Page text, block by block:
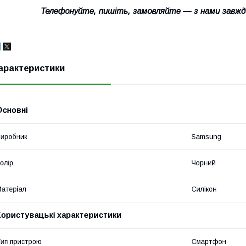
Телефонуйте, пишіть, замовляйте — з нами
Samsung
Чорний
Силікон
характеристики
пристрою Смартфон